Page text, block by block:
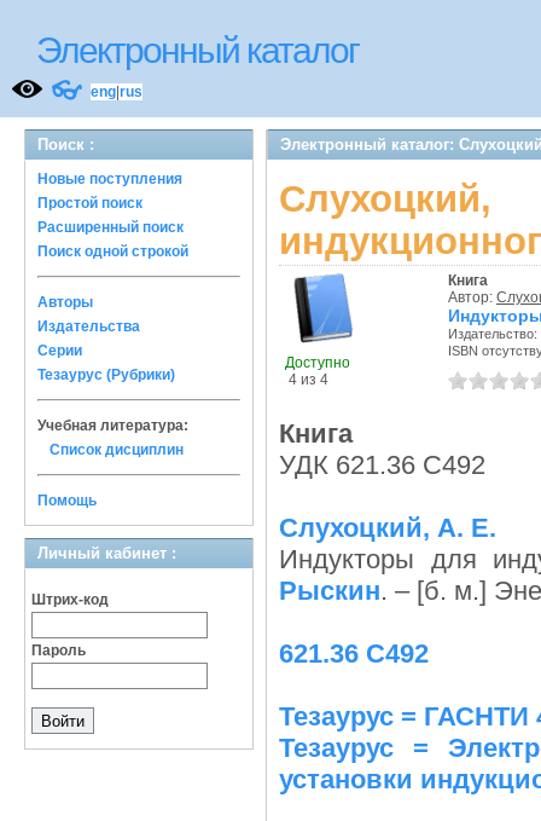
Электронный каталог
👓 eng rus
Поиск :
Новые поступления
Простой поиск
Расширенный поиск
Поиск одной строкой
Авторы
Издательства
Серии
Тезаурус (Рубрики)
Учебная литература:
Список дисциплин
Помощь
Личный кабинет :
Штрих-код
Пароль
Электронный каталог:
Доступно
4 из 4
Книга
Автор:
Издательство:
ISBN
Книга
УДК 621.36 С492
Слухоцкий, А. Е.
Индукторы для
Рыскин. – [б. м.]
621.36 С492
Тезаурус = ГАСНТИ
Тезаурус =
установки